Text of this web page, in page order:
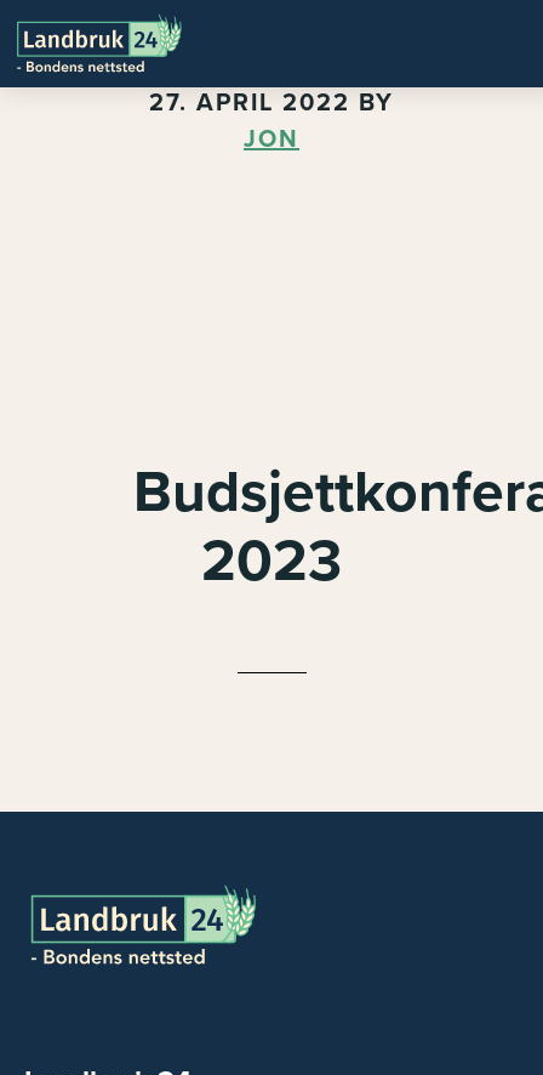
27. APRIL 2022 BY
JON
2023